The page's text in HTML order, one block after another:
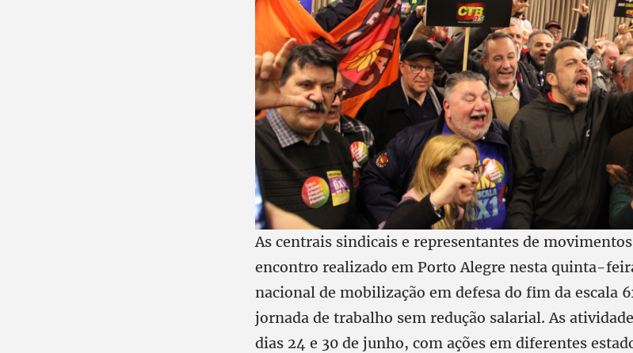
As centrais sindicais e representantes de
encontro realizado em Porto Alegre nesta quinta-
nacional de mobilização em defesa do fim da escala
jornada de trabalho sem redução salarial. As
dias 24 e 30 de junho, com ações em diferentes